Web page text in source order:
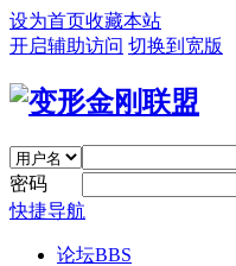
设为首页收藏本站
开启辅助访问 切换到宽版
密码
快捷导航
论坛BBS